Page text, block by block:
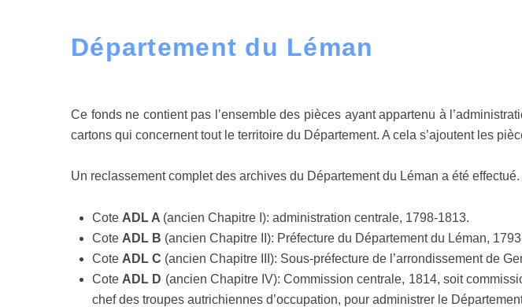
Département du Léman
Ce fonds ne contient pas l’ensemble des pièces ayant appartenu à
cartons qui concernent tout le territoire du Département. A cela s’ajoutent les
Un reclassement complet des archives du Département du Léman a été effectué.
Cote ADL A (ancien Chapitre I): administration centrale, 1798-1813.
Cote ADL B (ancien Chapitre II): Préfecture du Département du Léman,
Cote ADL C (ancien Chapitre III): Sous-préfecture de l’arrondissement de
Cote ADL D (ancien Chapitre IV): Commission centrale, 1814, soit
chef des troupes autrichiennes d’occupation, pour administrer le